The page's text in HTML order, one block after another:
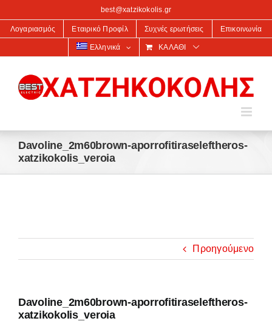
best@xatzikokolis.gr
Λογαριασμός Εταιρικό Προφίλ Συχνές ερωτήσεις Επικοινωνία
Ελληνικά ΚΑΛΆΘΙ
Davoline_2m60brown-aporrofitiraseleftheros-
xatzikokolis_veroia
Προηγούμενο
Davoline_2m60brown-aporrofitiraseleftheros-
xatzikokolis_veroia